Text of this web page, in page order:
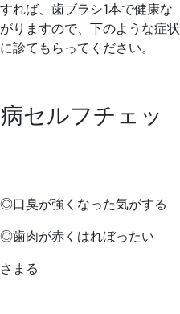
れば、歯ブラシ1本で健康な
りますので、下のような症状
診てもらってください。
セルフチェッ
が強くなった気がする
が赤くはれぼったい
まる